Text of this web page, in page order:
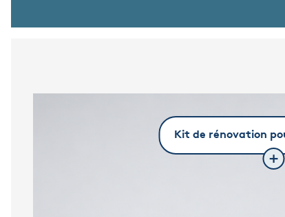
Kit de rénovation